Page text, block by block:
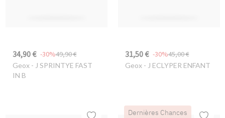
34,90 € 49,90 €
-30%
Geox- J SPRINTYE FAST
IN B
31,50 € 45,00 €
-30%
Geox- J ECLYPER ENFANT
Dernières Chances